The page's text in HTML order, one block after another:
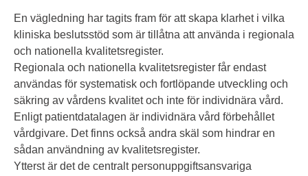
En vägledning har tagits fram för att skapa klarhet i vilka
kliniska beslutsstöd som är tillåtna att använda i regionala
och nationella kvalitetsregister.
Regionala och nationella kvalitetsregister får endast
användas för systematisk och fortlöpande utveckling och
säkring av vårdens kvalitet och inte för individnära vård.
Enligt patientdatalagen är individnära vård förbehållet
vårdgivare. Det finns också andra skäl som hindrar en
sådan användning av kvalitetsregister.
Ytterst är det de centralt personuppgiftsansvariga